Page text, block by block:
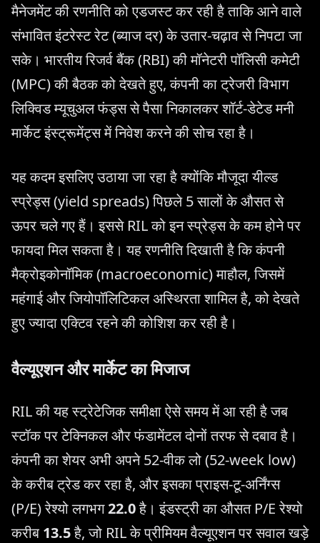
मैनेजमेंट की रणनीति को एडजस्ट कर रही है ताकि आने वाले
संभावित इंटरेस्ट रेट (ब्याज दर) के उतार-चढ़ाव से निपटा जा
सके। भारतीय रिजर्व बैंक (RBI) की मॉनेटरी पॉलिसी कमेटी
(MPC) की बैठक को देखते हुए, कंपनी का ट्रेजरी विभाग
लिक्विड म्यूचुअल फंड्स से पैसा निकालकर शॉर्ट-डेटेड मनी
मार्केट इंस्ट्रूमेंट्स में निवेश करने की सोच रहा है।
यह कदम इसलिए उठाया जा रहा है क्योंकि मौजूदा यील्ड
स्प्रेड्स (yield spreads) पिछले 5 सालों के औसत से
ऊपर चले गए हैं। इससे RIL को इन स्प्रेड्स के कम होने पर
फायदा मिल सकता है। यह रणनीति दिखाती है कि कंपनी
मैक्रोइकोनॉमिक (macroeconomic) माहौल, जिसमें
महंगाई और जियोपॉलिटिकल अस्थिरता शामिल है, को देखते
हुए ज्यादा एक्टिव रहने की कोशिश कर रही है।
वैल्यूएशन और मार्केट का मिजाज
RIL की यह स्ट्रेटेजिक समीक्षा ऐसे समय में आ रही है जब
स्टॉक पर टेक्निकल और फंडामेंटल दोनों तरफ से दबाव है।
कंपनी का शेयर अभी अपने 52-वीक लो (52-week low)
के करीब ट्रेड कर रहा है, और इसका प्राइस-टू-अर्निंग्स
(P/E) रेश्यो लगभग22.0है। इंडस्ट्री का औसत P/E रेश्यो
करीब 13.5है, जो RIL के प्रीमियम वैल्यूएशन पर सवाल खड़े